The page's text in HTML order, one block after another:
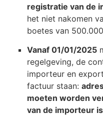
registratie van de
het niet nakomen
boetes van
Vanaf 01/01/2025
regelgeving, de
importeur en
factuur staan:
moeten worden
van de importeur